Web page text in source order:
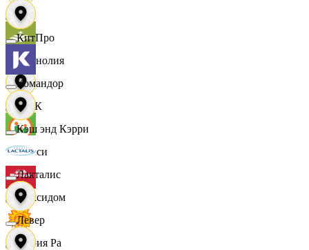
Луч
Магнолия
МАК
Макси
Максидом
Мария Ра
КитПро
Командор
Кэш энд Кэрри
Лакталис
Левер